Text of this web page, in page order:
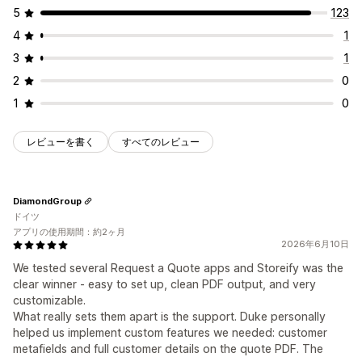
5
123
4
1
3
1
2
0
1
0
レビューを書く すべてのレビュー
2026年6月10日
We tested several Request a Quote apps and Storeify was the
clear winner - easy to set up, clean PDF output, and very
customizable.
What really sets them apart is the support. Duke personally
helped us implement custom features we needed: customer
metafields and full customer details on the quote PDF. The
DiamondGroup
ドイツ
アプリの使用期間：約2ヶ月